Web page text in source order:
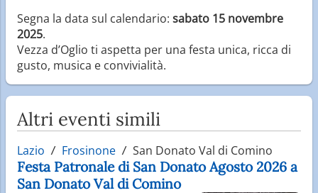
Segna la data sul calendario: sabato 15 novembre
2025.
Vezza d’Oglio ti aspetta per una festa unica, ricca di
gusto, musica e convivialità.
Altri eventi simili
Lazio Frosinone San Donato Val di Comino
Festa Patronale di San Donato Agosto 2026 a
San Donato Val di Comino